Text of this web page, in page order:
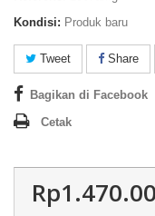
Kondisi: Produk baru
Tweet Share
Bagikan di Facebook
Cetak